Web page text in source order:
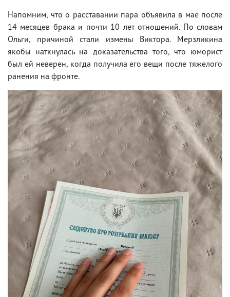
Напомним, что о расставании пара объявила в мае после
14 месяцев брака и почти 10 лет отношений. По словам
Ольги, причиной стали измены Виктора. Мерзликина
якобы наткнулась на доказательства того, что юморист
был ей неверен, когда получила его вещи после тяжелого
ранения на фронте.